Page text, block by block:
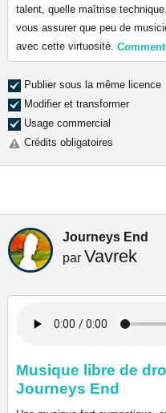
talent, quelle maîtrise
vous assurer que peu de
avec cette virtuosité.
Publier sous la même licence
Modifier et transformer
Usage commercial
Crédits obligatoires
Journeys End
par Vavrek
Musique libre de
Journeys End